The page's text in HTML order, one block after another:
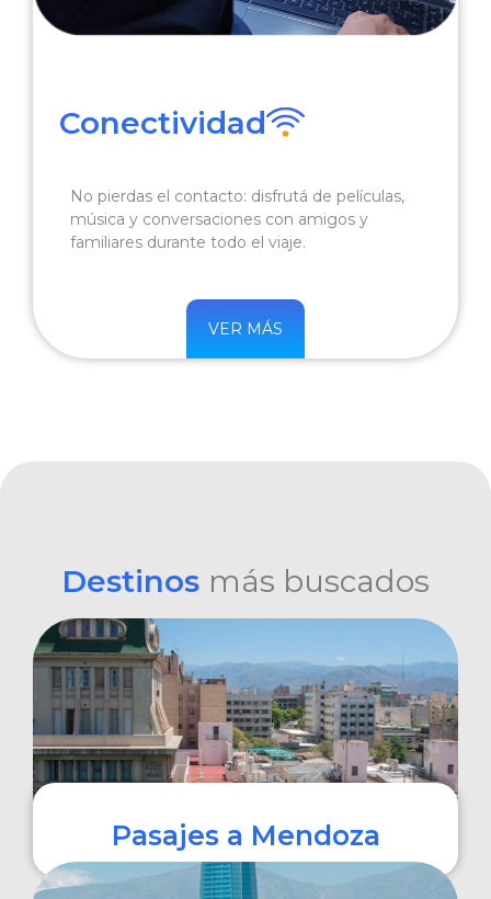
Conectividad
No pierdas el contacto: disfrutá de películas,
música y conversaciones con amigos y
familiares durante todo el viaje.
VER MÁS
Destinos más buscados
Pasajes a Mendoza